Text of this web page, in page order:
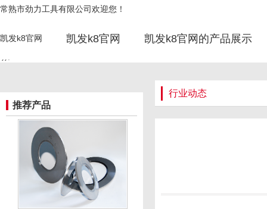
高速钢单角铣刀的优势有哪些-凯发
k8官网
常熟市劲力工具有限公司欢迎您！
凯发k8官网
凯发k8官网 凯发k8官网的产品展示
推荐产品
行业动态